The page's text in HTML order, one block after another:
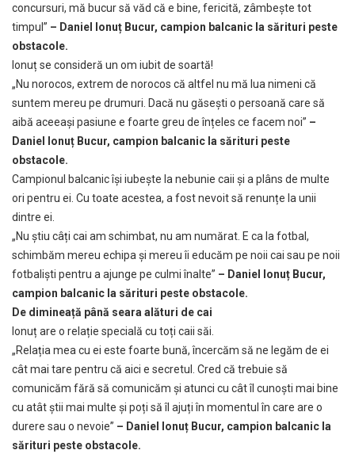
concursuri, mă bucur să văd că e bine, fericită, zâmbește tot
timpul” – Daniel Ionuț Bucur, campion balcanic la sărituri peste
obstacole.
Ionuț se consideră un om iubit de soartă!
„Nu norocos, extrem de norocos că altfel nu mă lua nimeni că
suntem mereu pe drumuri. Dacă nu găsești o persoană care să
aibă aceeași pasiune e foarte greu de înțeles ce facem noi” –
Daniel Ionuț Bucur, campion balcanic la sărituri peste
obstacole.
Campionul balcanic își iubește la nebunie caii și a plâns de multe
ori pentru ei. Cu toate acestea, a fost nevoit să renunțe la unii
dintre ei.
„Nu știu câți cai am schimbat, nu am numărat. E ca la fotbal,
schimbăm mereu echipa și mereu îi educăm pe noii cai sau pe noii
fotbaliști pentru a ajunge pe culmi înalte” – Daniel Ionuț Bucur,
campion balcanic la sărituri peste obstacole.
De dimineață până seara alături de cai
Ionuț are o relație specială cu toți caii săi.
„Relația mea cu ei este foarte bună, încercăm să ne legăm de ei
cât mai tare pentru că aici e secretul. Cred că trebuie să
comunicăm fără să comunicăm și atunci cu cât îl cunoști mai bine
cu atât știi mai multe și poți să îl ajuți în momentul în care are o
durere sau o nevoie” – Daniel Ionuț Bucur, campion balcanic la
sărituri peste obstacole.